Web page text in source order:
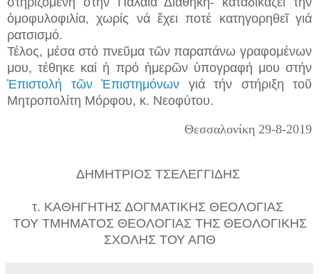
ὁμοφυλοφιλία, χωρίς νά ἔχει ποτέ κατηγορηθεῖ γιά
ρατσισμό.
Τέλος, μέσα στό πνεῦμα τῶν παραπάνω γραφομένων
μου, τέθηκε καί ἡ πρό ἡμερῶν ὑπογραφή μου στήν
Ἐπιστολή τῶν Ἐπιστημόνων γιά τήν στήριξη τοῦ
Μητροπολίτη Μόρφου, κ. Νεοφύτου.
Θεσσαλονίκη 29-8-2019
ΔΗΜΗΤΡΙΟΣ ΤΣΕΛΕΓΓΙΔΗΣ
τ. ΚΑΘΗΓΗΤΗΣ ΔΟΓΜΑΤΙΚΗΣ ΘΕΟΛΟΓΙΑΣ
ΤΟΥ ΤΜΗΜΑΤΟΣ ΘΕΟΛΟΓΙΑΣ ΤΗΣ ΘΕΟΛΟΓΙΚΗΣ
ΣΧΟΛΗΣ ΤΟΥ ΑΠΘ